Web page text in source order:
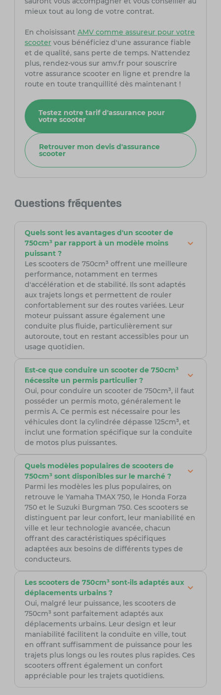
mieux tout au long de votre contrat.
En choisissant AMV comme assureur pour votre
scootervous bénéficiez d'une assurance fiable
et de qualité, sans perte de temps. N'attendez
plus, rendez-vous sur amv.fr pour souscrire
votre assurance scooter en ligne et prendre la
route en toute tranquillité dès maintenant !
Testez notre tarif d'assurance pour
votre scooter
Retrouver mon devis d'assurance
scooter
Questions fréquentes
Quels sont les avantages d'un scooter de
750cm³ par rapport à un modèle moins
puissant ?
Les scooters de 750cm³ offrent une meilleure
performance, notamment en termes
d'accélération et de stabilité. Ils sont adaptés
aux trajets longs et permettent de rouler
confortablement sur des routes variées. Leur
moteur puissant assure également une
conduite plus fluide, particulièrement sur
autoroute, tout en restant accessibles pour un
usage quotidien.
Est-ce que conduire un scooter de 750cm³
nécessite un permis particulier ?
Oui, pour conduire un scooter de 750cm³, il faut
posséder un permis moto, généralement le
permis A. Ce permis est nécessaire pour les
véhicules dont la cylindrée dépasse 125cm³, et
inclut une formation spécifique sur la conduite
de motos plus puissantes.
Quels modèles populaires de scooters de
750cm³ sont disponibles sur le marché ?
Parmi les modèles les plus populaires, on
retrouve le Yamaha TMAX 750, le Honda Forza
750 et le Suzuki Burgman 750. Ces scooters se
distinguent par leur confort, leur maniabilité en
ville et leur technologie avancée, chacun
offrant des caractéristiques spécifiques
adaptées aux besoins de différents types de
conducteurs.
Les scooters de 750cm³ sont-ils adaptés aux
déplacements urbains ?
Oui, malgré leur puissance, les scooters de
750cm³ sont parfaitement adaptés aux
déplacements urbains. Leur design et leur
maniabilité facilitent la conduite en ville, tout
en offrant suffisamment de puissance pour les
trajets plus longs ou les routes plus rapides. Ces
scooters offrent également un confort
appréciable pour les trajets quotidiens.